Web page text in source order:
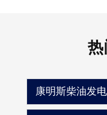
热
康明斯柴油发